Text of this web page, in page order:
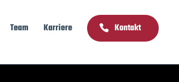
Team Karriere Kontakt